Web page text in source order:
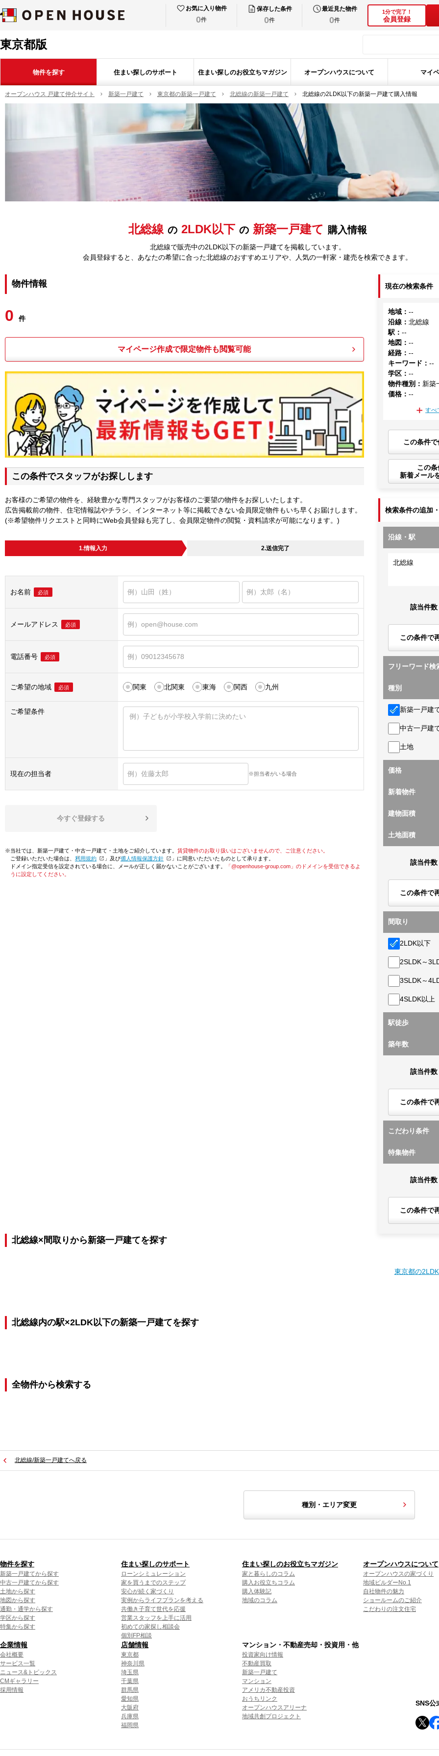
お気に入り物件
0件
保存した条件
0件
最近見た物件
0件
1分で完了！
会員登録
東京都版
物件を探す 住まい探しのサポート 住まい探しのお役立ちマガジン オープンハウスについて マイ
オープンハウス 戸建て仲介サイト 新築一戸建て 東京都の新築一戸建て 北総線の新築一戸建て 北総線の2LDK以下の新築一戸建て購入情報
北総線 の 2LDK以下 の 新築一戸建て 購入情報
北総線で販売中の2LDK以下の新築一戸建てを掲載しています。
会員登録すると、あなたの希望に合った北総線のおすすめエリアや、人気の一軒家・建売を検索できます。
物件情報
0 件
マイページ作成で限定物件も閲覧可能
この条件でスタッフがお探しします
お客様のご希望の物件を、経験豊かな専門スタッフがお客様のご要望の物件をお探しいたします。
広告掲載前の物件、住宅情報誌やチラシ、インターネット等に掲載できない会員限定物件もいち早くお届けします。
(※希望物件リクエストと同時にWeb会員登録も完了し、会員限定物件の閲覧・資料請求が可能になります。)
1.情報入力 2.送信完了
お名前 必須
メールアドレス 必須
電話番号 必須
ご希望の地域 必須 関東 北関東 東海 関西 九州
ご希望条件
現在の担当者 ※担当者がいる場合
今すぐ登録する
※当社では、新築一戸建て・中古一戸建て・土地をご紹介しています。 賃貸物件のお取り扱いはございませんので、ご注意ください。
ご登録いただいた場合は、「利用規約 」及び「個人情報保護方針
」に同意いただいたものとして承ります。
ドメイン指定受信を設定されている場合に、メールが正しく届かないことがございます。
「@openhouse-group.com」のドメインを受信できるよ
うに設定してください。
現在の検索条件
地域 ：--
沿線 ：北総線
駅 ：--
地図 ：--
経路 ：--
キーワード ：--
学区 ：--
物件種別 ： 新築
価格 ：--
すべ
この条件
この
新着メール
検索条件の追加
沿線・駅
北総線
該当件数
この条件で
フリーワード検
種別
新築一戸建
中古一戸建
土地
価格
新着物件
建物面積
土地面積
該当件数
この条件で
間取り
2LDK以下
2SLDK～
3SLDK～
4SLDK以上
駅徒歩
築年数
該当件数
この条件で
こだわり条件
特集物件
該当件数
この条件で
北総線×間取りから新築一戸建てを探す
東京都の
北総線内の駅×2LDK以下の新築一戸建てを探す
全物件から検索する
北総線/新築一戸建てへ戻る
種別・エリア変更
物件を探す
新築一戸建てから探す
中古一戸建てから探す
土地から探す
地図から探す
通勤・通学から探す
学区から探す
特集から探す
住まい探しのサポート
ローンシミュレーション
家を買うまでのステップ
安心が続く家づくり
実例からライフプランを考える
共働き子育て世代を応援
営業スタッフを上手に活用
初めての家探し相談会
個別FP相談
住まい探しのお役立ちマガジン
家と暮らしのコラム
購入お役立ちコラム
購入体験記
地域のコラム
オープンハウスについて
オープンハウスの家づくり
地域ビルダーNo.1
自社物件の魅力
ショールームのご紹介
こだわりの注文住宅
企業情報
会社概要
サービス一覧
ニュース&トピックス
CMギャラリー
採用情報
店舗情報
東京都
神奈川県
埼玉県
千葉県
群馬県
愛知県
大阪府
兵庫県
福岡県
マンション・不動産売却・投資用・他
投資家向け情報
不動産買取
新築一戸建て
マンション
アメリカ不動産投資
おうちリンク
オープンハウスアリーナ
地域共創プロジェクト
SNS公